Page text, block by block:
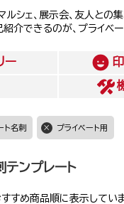
ルシェ、展示会、友人との
介できるのが、プライベ
ー
ト名刺 プライベート用
テンプレート
すすめ商品順に表示してい